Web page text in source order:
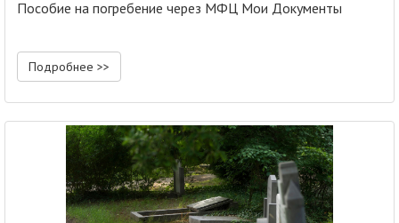
Пособие на погребение через МФЦ Мои Документы
Подробнее >>